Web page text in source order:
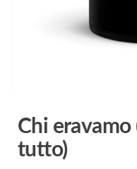
Chi eravamo
tutto)